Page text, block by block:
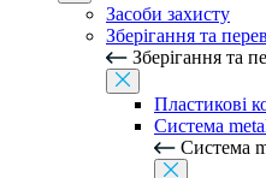
Засоби захисту
Зберігання та
Зберігання та
Пластикові
Система
Система